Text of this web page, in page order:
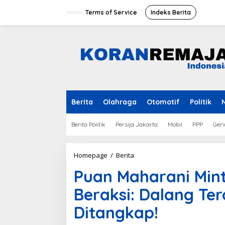
Terms of Service Indeks Berita
Berita Olahraga Otomotif Politik
Berita Politik Persija Jakarta Mobil PPP
Homepage / Berita
Minta
Penegak
Hukum
Beraksi:
Dalang
Teror
Puan Maharani
Beraksi: Dalang
Ditangkap!